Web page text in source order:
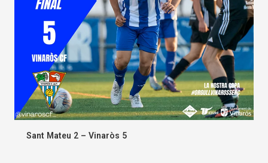
Sant Mateu 2 – Vinaròs 5